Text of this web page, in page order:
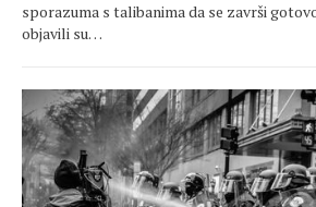
sporazuma s talibanima da se završi
objavili su…